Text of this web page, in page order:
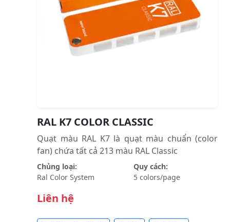
RAL K7 COLOR CLASSIC
Quạt màu RAL K7 là quạt màu chuẩn (color
fan) chứa tất cả 213 màu RAL Classic
Chủng loại:
Ral Color System
Quy cách:
5 colors/page
Liên hệ